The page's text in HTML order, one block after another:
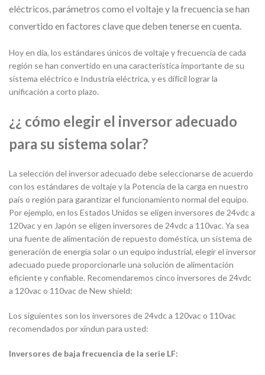
eléctricos, parámetros como el voltaje y la frecuencia se han
convertido en factores clave que deben tenerse en cuenta.
Hoy en día, los estándares únicos de voltaje y frecuencia de cada
región se han convertido en una característica importante de su
sistema eléctrico e Industria eléctrica, y es difícil lograr la
unificación a corto plazo.
¿¿ cómo elegir el inversor adecuado
para su sistema solar?
La selección del inversor adecuado debe seleccionarse de acuerdo
con los estándares de voltaje y la Potencia de la carga en nuestro
país o región para garantizar el funcionamiento normal del equipo.
Por ejemplo, en los Estados Unidos se eligen inversores de 24vdc a
120vac y en Japón se eligen inversores de 24vdc a 110vac. Ya sea
una fuente de alimentación de repuesto doméstica, un sistema de
generación de energía solar o un equipo industrial, elegir el inversor
adecuado puede proporcionarle una solución de alimentación
eficiente y confiable. Recomendaremos cinco inversores de 24vdc
a 120vac o 110vac de New shield:
Los siguientes son los inversores de 24vdc a 120vac o 110vac
recomendados por xindun para usted:
Inversores de baja frecuencia de la serie LF: